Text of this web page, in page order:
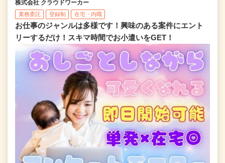
株式会社 クラウドワーカー
業務委託 登録制 在宅・内職
お仕事のジャンルは多様です！興味のある案件にエント
リーするだけ！スキマ時間でお小遣いをGET！